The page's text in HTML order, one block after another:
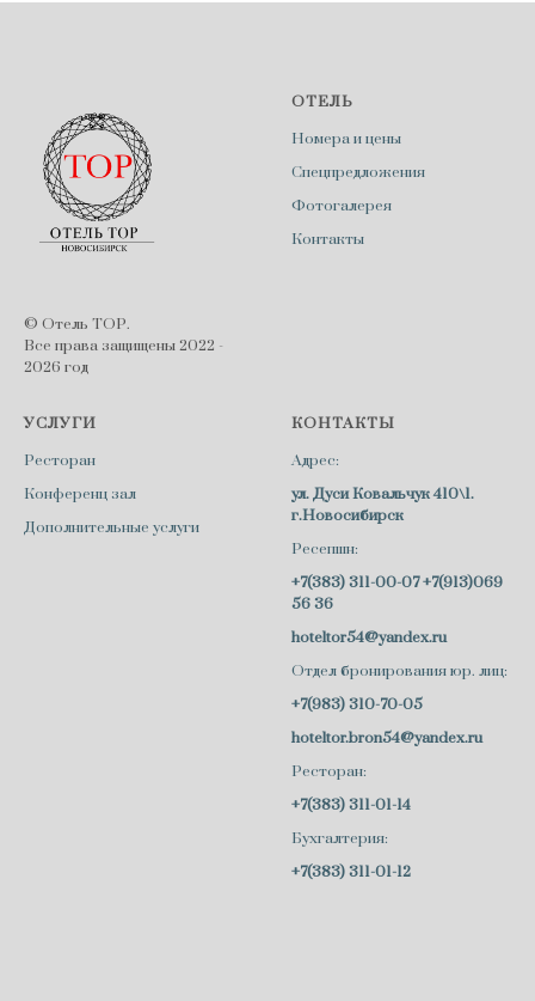
© Отель ТОР.
Все права защищены 2022 -
2026 год
ОТЕЛЬ
Номера и цены
Спецпредложения
Фотогалерея
Контакты
УСЛУГИ
Ресторан
Конференц зал
Дополнительные услуги
КОНТАКТЫ
Адрес:
ул. Дуси Ковальчук 410\1.
г.Новосибирск
Ресепшн:
+7(383) 311-00-07+7(913)069
56 36
hoteltor54@yandex.ru
Отдел бронирования юр. лиц:
+7(983) 310-70-05
hoteltor.bron54@yandex.ru
Ресторан:
+7(383) 311-01-14
Бухгалтерия:
+7(383) 311-01-12